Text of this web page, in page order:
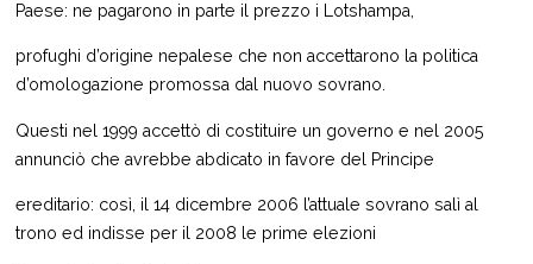
Paese: ne pagarono in parte il prezzo i Lotshampa,
profughi d’origine nepalese che non accettarono la politica
d’omologazione promossa dal nuovo sovrano.
Questi nel 1999 accettò di costituire un governo e nel 2005
annunciò che avrebbe abdicato in favore del Principe
ereditario: così, il 14 dicembre 2006 l’attuale sovrano salì al
trono ed indisse per il 2008 le prime elezioni